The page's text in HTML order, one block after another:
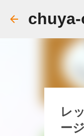
レ
ー